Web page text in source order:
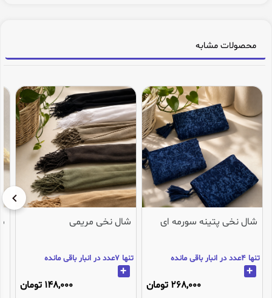
محصولات مشابه
شال نخی پتینه سورمه ای
تنها 4عدد در انبار باقی مانده
+
268,000 تومان
شال نخی مریمی
تنها 7عدد در انبار باقی مانده
+
148,000 تومان